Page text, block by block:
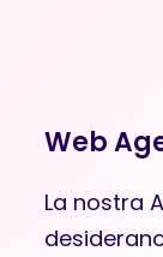
Web
La nostra